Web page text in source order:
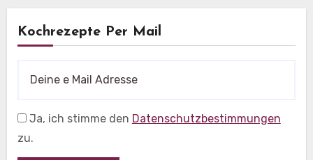
Kochrezepte Per Mail
Ja, ich stimme den Datenschutzbestimmungen
zu.